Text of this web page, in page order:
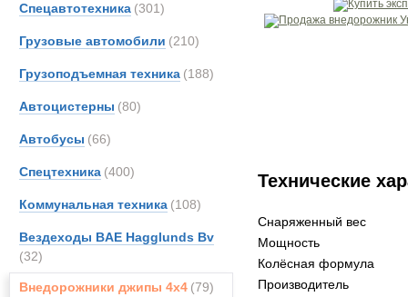
Спецавтотехника (301)
Грузовые автомобили (210)
Грузоподъемная техника (188)
Автоцистерны (80)
Автобусы (66)
Спецтехника (400)
Коммунальная техника (108)
Вездеходы BAE Hagglunds Bv
(32)
Внедорожники джипы 4х4 (79)
Технические
Снаряженный вес
Мощность
Колёсная формула
Производитель